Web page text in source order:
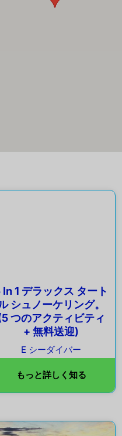
In 1 デラックス タート
シュノーケリング。
つのアクティビティ
+ 無料送迎)
E シーダイバー
もっと詳しく知る